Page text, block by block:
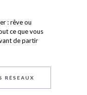
: rêve ou
ce que vous
de partir
RÉSEAUX